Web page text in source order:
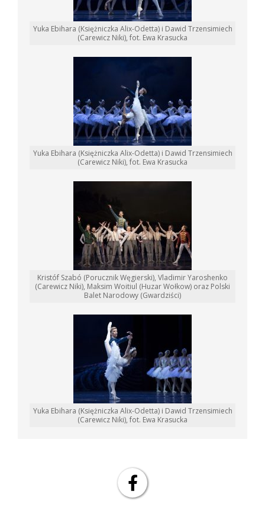
Yuka Ebihara (Księżniczka Alix-Odetta) i Dawid Trzensimiech
(Carewicz Niki), fot. Ewa Krasucka
Yuka Ebihara (Księżniczka Alix-Odetta) i Dawid Trzensimiech
(Carewicz Niki), fot. Ewa Krasucka
Kristóf Szabó (Porucznik Węgierski), Vladimir Yaroshenko
(Carewicz Niki), Maksim Woitiul (Huzar Wołkow) oraz Polski
Balet Narodowy (Gwardziści)
Yuka Ebihara (Księżniczka Alix-Odetta) i Dawid Trzensimiech
(Carewicz Niki), fot. Ewa Krasucka